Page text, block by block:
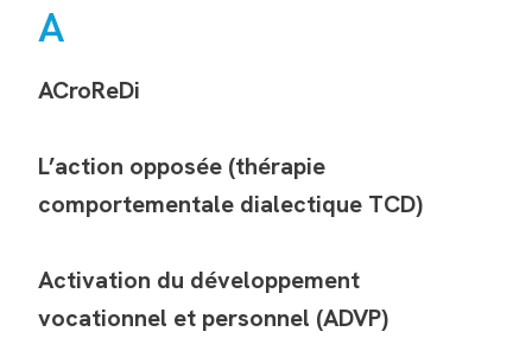
A
ACroReDi
L’action opposée (thérapie
comportementale dialectique TCD)
Activation du développement
vocationnel et personnel (ADVP)